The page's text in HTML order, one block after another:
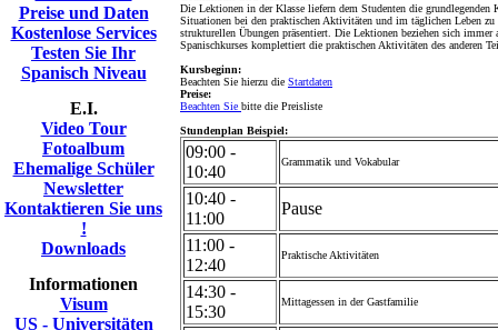
Preise und Daten
Kostenlose Services
Testen Sie Ihr
Spanisch Niveau
E.I.
Video Tour
Fotoalbum
Ehemalige Schüler
Newsletter
Kontaktieren Sie uns
!
Downloads
Informationen
Visum
US - Universitäten
Die Lektionen in der Klasse liefern dem Studenten die
Situationen bei den praktischen Aktivitäten und im täglichen Leben
strukturellen Übungen präsentiert. Die Lektionen beziehen sich
Spanischkurses komplettiert die praktischen Aktivitäten des anderen
Kursbeginn:
Beachten Sie hierzu die Startdaten
Preise:
Beachten Sie bitte die Preisliste
Stundenplan Beispiel:
09:00 -
10:40
Grammatik und Vokabular
10:40 -
11:00
Pause
11:00 -
12:40
Praktische Aktivitäten
14:30 -
15:30
Mittagessen in der Gastfamilie